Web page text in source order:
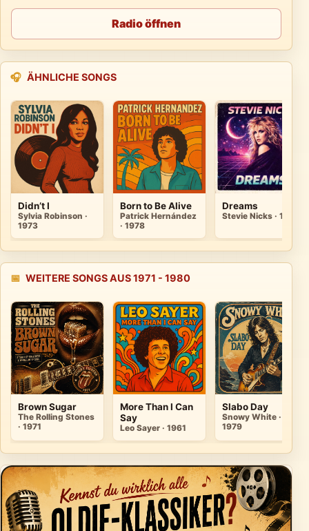
Radio öffnen
🎧 ÄHNLICHE SONGS
Didn’t I
Sylvia Robinson ·
1973
Born to Be Alive
Patrick Hernández
· 1978
Dreams
Stevie Nicks · 1977
📅 WEITERE SONGS AUS 1971 - 1980
Brown Sugar
The Rolling Stones
· 1971
More Than I Can
Say
Leo Sayer · 1961
Slabo Day
Snowy White ·
1979